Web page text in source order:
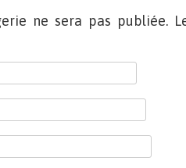
ne sera pas publiée.